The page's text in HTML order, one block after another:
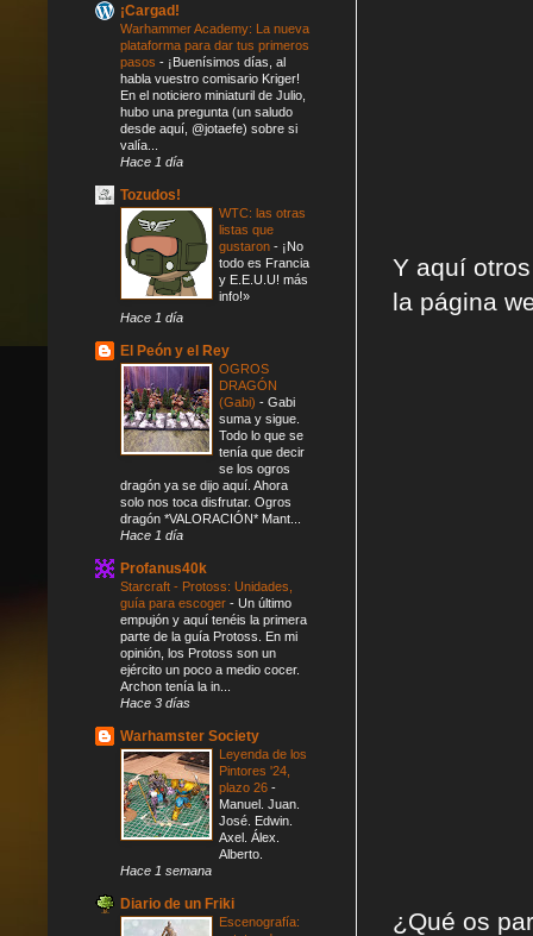
Y aquí
la página
¿Qué os
¡Cargad!
Warhammer Academy: La nueva
plataforma para dar tus primeros
pasos - ¡Buenísimos días, al
habla vuestro comisario Kriger!
En el noticiero miniaturil de Julio,
hubo una pregunta (un saludo
desde aquí, @jotaefe) sobre si
valía...
Hace 1 día
Tozudos!
WTC: las otras
listas que
gustaron - ¡No
todo es Francia
y E.E.U.U! más
info!»
Hace 1 día
El Peón y el Rey
OGROS
DRAGÓN
(Gabi) - Gabi
suma y sigue.
Todo lo que se
tenía que decir
se los ogros
dragón ya se dijo aquí. Ahora
solo nos toca disfrutar. Ogros
dragón *VALORACIÓN* Mant...
Hace 1 día
Profanus40k
Starcraft - Protoss: Unidades,
guía para escoger - Un último
empujón y aquí tenéis la primera
parte de la guía Protoss. En mi
opinión, los Protoss son un
ejército un poco a medio cocer.
Archon tenía la in...
Hace 3 días
Warhamster Society
Leyenda de los
Pintores '24,
plazo 26 -
Manuel. Juan.
José. Edwin.
Axel. Álex.
Alberto.
Hace 1 semana
Diario de un Friki
Escenografía: